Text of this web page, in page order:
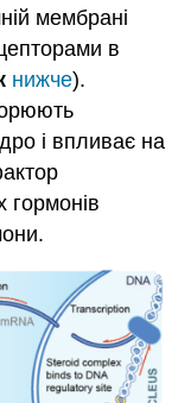
мембрані
в
нижче).
і впливає на
гормонів